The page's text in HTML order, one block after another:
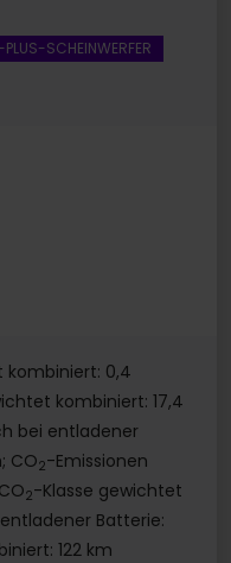
PLUS-SCHEINWERFER
kombiniert: 0,4
kombiniert: 17,4
bei entladener
CO2-Emissionen
2-Klasse gewichtet
Batterie:
122 km